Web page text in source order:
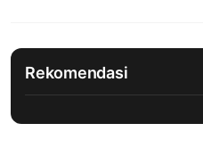
Rekomendasi